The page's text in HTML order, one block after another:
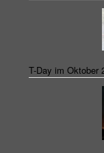
T-Day im Oktober